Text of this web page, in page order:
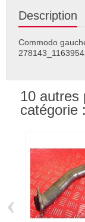
Description
Commodo
10 autres
catégorie :
‹